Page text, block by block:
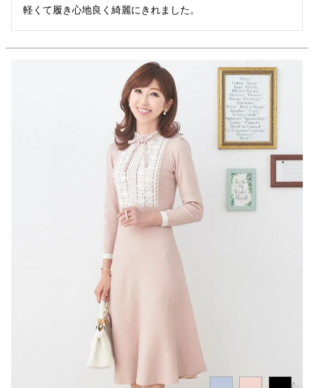
軽くて履き心地良く綺麗にきれました。